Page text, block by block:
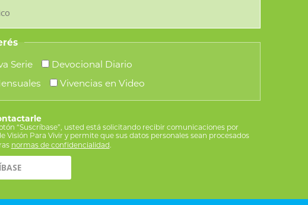
Serie
Devocional Diario
Vivencias en Video
“Suscríbase”, usted está solicitando recibir comunicaciones por
Visión Para Vivir y permite que sus datos personales sean procesados
normas de confidencialidad.